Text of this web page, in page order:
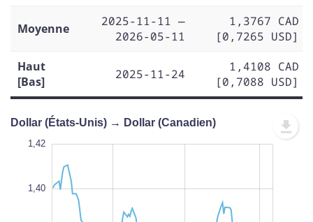
Moyenne
2025-11-11 —
2026-05-11
1,3767 CAD
[0,7265 USD]
Haut
[Bas]
2025-11-24
1,4108 CAD
[0,7088 USD]
Dollar (États-Unis) → Dollar (Canadien)
1,42
1,40